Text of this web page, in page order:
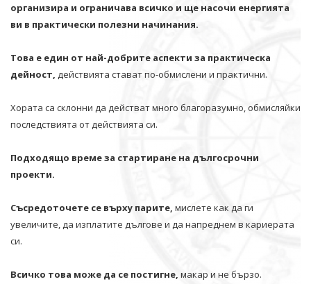
организира и ограничава всичко и щe насочи енергията
ви в практически полезни начинания.
Това е един от най-добрите аспекти за практическа
дейност, действията стават по-обмислени и практични.
Хората са склонни да действат много благоразумно, обмисляйки
последствията от действията си.
Подходящо време за стартиране на дългосрочни
проекти.
Съсредоточете се върху парите, мислете как да ги
увеличите, да изплатите дългове и да напреднем в кариерата
си.
Всичко това може да се постигне, макар и не бързо.